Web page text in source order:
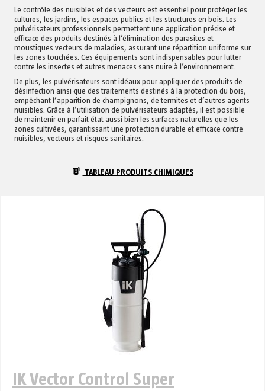
Le contrôle des nuisibles et des vecteurs est essentiel pour protéger les
cultures, les jardins, les espaces publics et les structures en bois. Les
pulvérisateurs professionnels permettent une application précise et
efficace des produits destinés à l’élimination des parasites et
moustiques vecteurs de maladies, assurant une répartition uniforme sur
les zones touchées. Ces équipements sont indispensables pour lutter
contre les insectes et autres menaces sans nuire à l’environnement.
De plus, les pulvérisateurs sont idéaux pour appliquer des produits de
désinfection ainsi que des traitements destinés à la protection du bois,
empêchant l’apparition de champignons, de termites et d’autres agents
nuisibles. Grâce à l’utilisation de pulvérisateurs adaptés, il est possible
de maintenir en parfait état aussi bien les surfaces naturelles que les
zones cultivées, garantissant une protection durable et efficace contre
nuisibles, vecteurs et risques sanitaires.
TABLEAU PRODUITS CHIMIQUES
IK Vector Control Super